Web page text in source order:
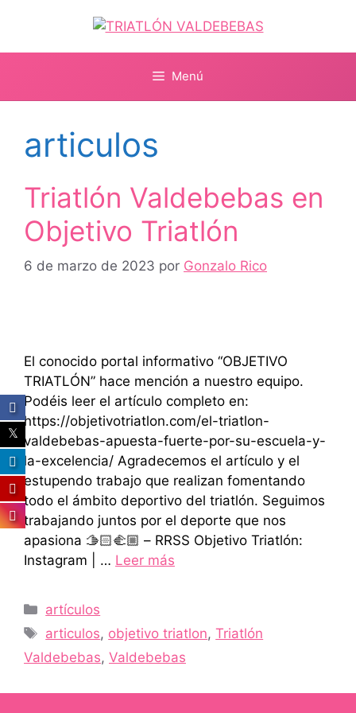
contenido
Menú
articulos
Triatlón Valdebebas en
Objetivo Triatlón
6 de marzo de 2023 por Gonzalo Rico
El conocido portal informativo “OBJETIVO
TRIATLÓN” hace mención a nuestro equipo.
Podéis leer el artículo completo en:
https://objetivotriatlon.com/el-triatlon-
valdebebas-apuesta-fuerte-por-su-escuela-y-
la-excelencia/ Agradecemos el artículo y el
estupendo trabajo que realizan fomentando
todo el ámbito deportivo del triatlón. Seguimos
trabajando juntos por el deporte que nos
apasiona 🫱🏻‍🫲🏼 – RRSS Objetivo Triatlón:
Instagram | … Leer más
Categorías
artículos
Etiquetas
articulos, objetivo triatlon,Triatlón
Valdebebas, Valdebebas